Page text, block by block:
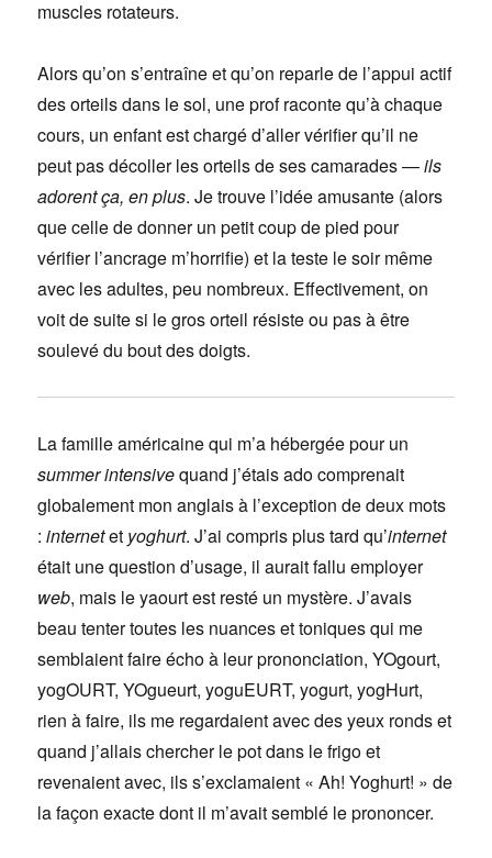
muscles rotateurs.
Alors qu’on s’entraîne et qu’on reparle de l’appui actif
des orteils dans le sol, une prof raconte qu’à chaque
cours, un enfant est chargé d’aller vérifier qu’il ne
peut pas décoller les orteils de ses camarades —ils
adorent ça, en plus. Je trouve l’idée amusante (alors
que celle de donner un petit coup de pied pour
vérifier l’ancrage m’horrifie) et la teste le soir même
avec les adultes, peu nombreux. Effectivement, on
voit de suite si le gros orteil résiste ou pas à être
soulevé du bout des doigts.
La famille américaine qui m’a hébergée pour un
summer intensivequand j’étais ado comprenait
globalement mon anglais à l’exception de deux mots
:internetet yoghurt. J’ai compris plus tard qu’internet
était une question d’usage, il aurait fallu employer
web, mais le yaourt est resté un mystère. J’avais
beau tenter toutes les nuances et toniques qui me
semblaient faire écho à leur prononciation, YOgourt,
yogOURT, YOgueurt, yoguEURT, yogurt, yogHurt,
rien à faire, ils me regardaient avec des yeux ronds et
quand j’allais chercher le pot dans le frigo et
revenaient avec, ils s’exclamaient « Ah! Yoghurt! » de
la façon exacte dont il m’avait semblé le prononcer.